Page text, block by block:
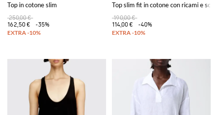
Top in cotone slim
250,00 €
162,50 €
-35%
Top slim fit in cotone con ricami e
190,00 €
114,00 €
-40%